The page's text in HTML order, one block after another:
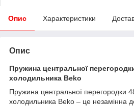
Опис Характеристики
Опис
Пружина центральної
холодильника Beko
Пружина центральної перегородки
холодильника Beko – це незамінна